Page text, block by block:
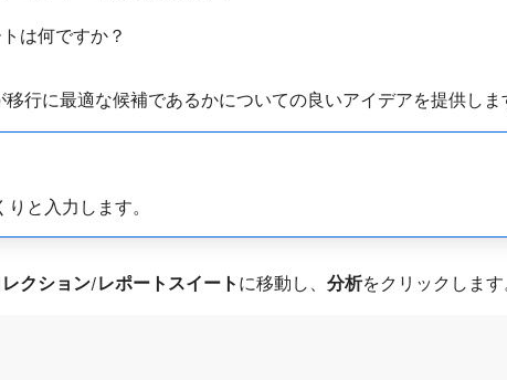
は何ですか？
行に最適な候補であるかについての良いアイデアを提供しま
と入力します。
クション/レポートスイート ​に移動し、 分析をクリックします